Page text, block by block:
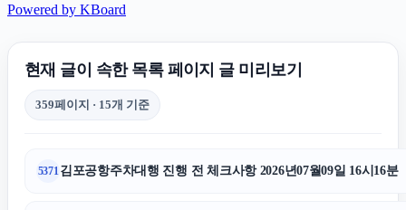
마약전문변호사
Powered by KBoard
현재 글이 속한 목록 페이지 글 미리보기
359페이지 · 15개 기준
5371 김포공항주차대행 진행 전 체크사항 2026년07월09일 16시16분